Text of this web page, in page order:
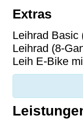
Extras
Leihrad Basic
Leihrad (8-
Leih E-Bike